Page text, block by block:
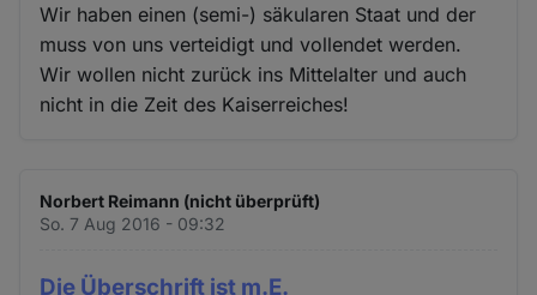
Wir haben einen (semi-) säkularen Staat und der
muss von uns verteidigt und vollendet werden.
Wir wollen nicht zurück ins Mittelalter und auch
nicht in die Zeit des Kaiserreiches!
Norbert Reimann (nicht überprüft)
So. 7 Aug 2016 - 09:32
Die Überschrift ist m.E.